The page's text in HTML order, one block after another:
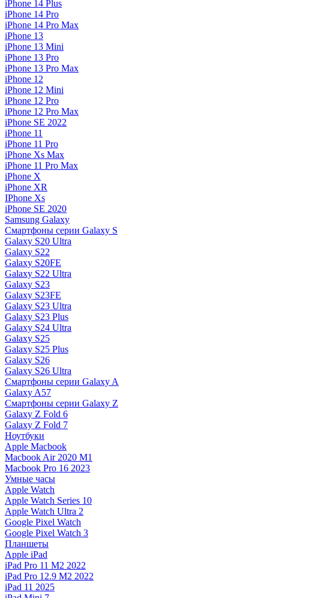
iPhone 14 Plus
iPhone 14 Pro
iPhone 14 Pro Max
iPhone 13
iPhone 13 Mini
iPhone 13 Pro
iPhone 13 Pro Max
iPhone 12
iPhone 12 Mini
iPhone 12 Pro
iPhone 12 Pro Max
iPhone SE 2022
iPhone 11
iPhone 11 Pro
iPhone Xs Max
iPhone 11 Pro Max
iPhone X
iPhone XR
IPhone Xs
iPhone SE 2020
Samsung Galaxy
Смартфоны серии Galaxy S
Galaxy S20 Ultra
Galaxy S22
Galaxy S20FE
Galaxy S22 Ultra
Galaxy S23
Galaxy S23FE
Galaxy S23 Ultra
Galaxy S23 Plus
Galaxy S24 Ultra
Galaxy S25
Galaxy S25 Plus
Galaxy S26
Galaxy S26 Ultra
Смартфоны серии Galaxy A
Galaxy A57
Смартфоны серии Galaxy Z
Galaxy Z Fold 6
Galaxy Z Fold 7
Ноутбуки
Apple Macbook
Macbook Air 2020 M1
Macbook Pro 16 2023
Умные часы
Apple Watch
Apple Watch Series 10
Apple Watch Ultra 2
Google Pixel Watch
Google Pixel Watch 3
Планшеты
Apple iPad
iPad Pro 11 M2 2022
iPad Pro 12.9 M2 2022
iPad 11 2025